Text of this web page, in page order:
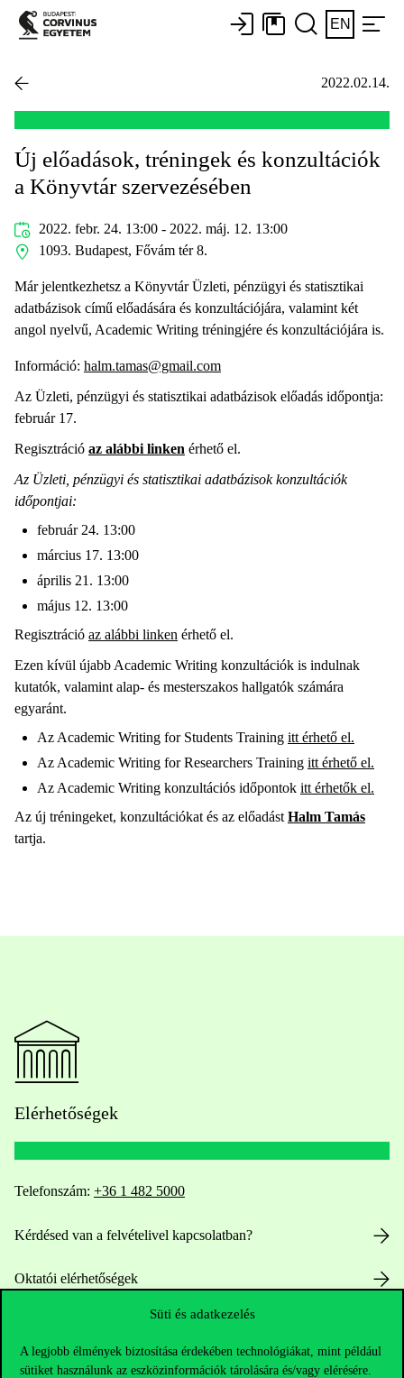
Süti és adatkezelés
A legjobb élmények biztosítása érdekében technológiákat, mint például
sütiket használunk az eszközinformációk tárolására és/vagy elérésére.
EN
2022.02.14.
Új előadások, tréningek és konzultációk
a Könyvtár szervezésében
2022. febr. 24. 13:00 - 2022. máj. 12. 13:00
1093. Budapest, Fővám tér 8.
Már jelentkezhetsz a Könyvtár Üzleti, pénzügyi és statisztikai
adatbázisok című előadására és konzultációjára, valamint két
angol nyelvű, Academic Writing tréningjére és konzultációjára is.
Információ: halm.tamas@gmail.com
Az Üzleti, pénzügyi és statisztikai adatbázisok előadás időpontja:
február 17.
Regisztráció az alábbi linken érhető el.
Az Üzleti, pénzügyi és statisztikai adatbázisok konzultációk
időpontjai:
február 24. 13:00
március 17. 13:00
április 21. 13:00
május 12. 13:00
Regisztráció az alábbi linken érhető el.
Ezen kívül újabb Academic Writing konzultációk is indulnak
kutatók, valamint alap- és mesterszakos hallgatók számára
egyaránt.
Az Academic Writing for Students Training itt érhető el.
Az Academic Writing for Researchers Training itt érhető el.
Az Academic Writing konzultációs időpontok itt érhetők el.
Az új tréningeket, konzultációkat és az előadást Halm Tamás
tartja.
Elérhetőségek
Telefonszám: +36 1 482 5000
Kérdésed van a felvételivel kapcsolatban?
Oktatói elérhetőségek
HUB jelenlegi hallgatóinknak
Sajtó:press@uni-corvinus.hu